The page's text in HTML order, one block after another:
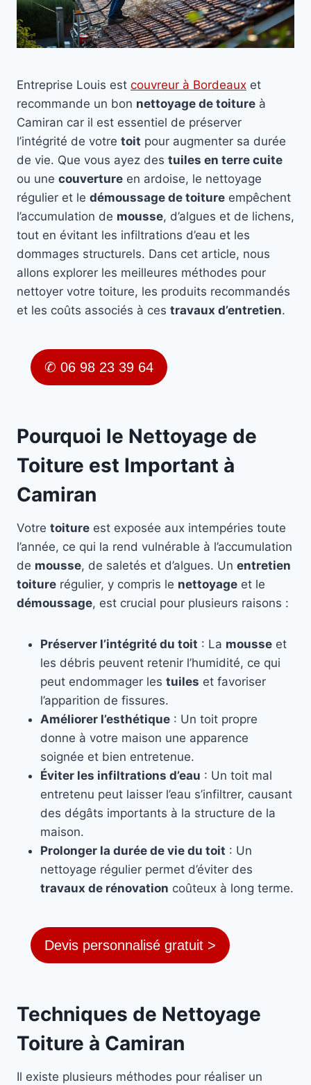
Entreprise Louis est couvreur à Bordeaux et
recommande un bon nettoyage de toiture à
Camiran car il est essentiel de préserver
l’intégrité de votre toit pour augmenter sa durée
de vie. Que vous ayez des tuiles en terre cuite
ou une couverture en ardoise, le nettoyage
régulier et le démoussage de toiture empêchent
l’accumulation de mousse, d’algues et de lichens,
tout en évitant les infiltrations d’eau et les
dommages structurels. Dans cet article, nous
allons explorer les meilleures méthodes pour
nettoyer votre toiture, les produits recommandés
et les coûts associés à ces travaux d’entretien.
✆ 06 98 23 39 64
Pourquoi le Nettoyage de
Toiture est Important à
Camiran
Votre toiture est exposée aux intempéries toute
l’année, ce qui la rend vulnérable à l’accumulation
de mousse, de saletés et d’algues. Un entretien
toiture régulier, y compris le nettoyage et le
démoussage, est crucial pour plusieurs raisons :
Préserver l’intégrité du toit : La mousse et
les débris peuvent retenir l’humidité, ce qui
peut endommager les tuiles et favoriser
l’apparition de fissures.
Améliorer l’esthétique : Un toit propre
donne à votre maison une apparence
soignée et bien entretenue.
Éviter les infiltrations d’eau : Un toit mal
entretenu peut laisser l’eau s’infiltrer, causant
des dégâts importants à la structure de la
maison.
Prolonger la durée de vie du toit : Un
nettoyage régulier permet d’éviter des
travaux de rénovation coûteux à long terme.
Devis personnalisé gratuit >
Techniques de Nettoyage
Toiture à Camiran
Il existe plusieurs méthodes pour réaliser un